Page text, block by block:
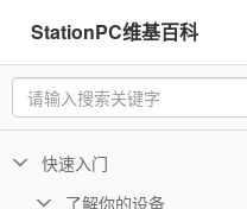
StationPC维基百科
快速入门
了解你的设备